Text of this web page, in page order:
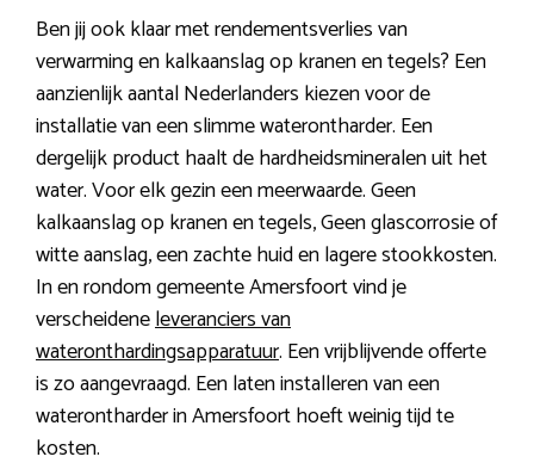
Ben jij ook klaar met rendementsverlies van
verwarming en kalkaanslag op kranen en tegels? Een
aanzienlijk aantal Nederlanders kiezen voor de
installatie van een slimme waterontharder. Een
dergelijk product haalt de hardheidsmineralen uit het
water. Voor elk gezin een meerwaarde. Geen
kalkaanslag op kranen en tegels, Geen glascorrosie of
witte aanslag, een zachte huid en lagere stookkosten.
In en rondom gemeente Amersfoort vind je
verscheideneleveranciers van
wateronthardingsapparatuur. Een vrijblijvende offerte
is zo aangevraagd. Een laten installeren van een
waterontharder in Amersfoort hoeft weinig tijd te
kosten.